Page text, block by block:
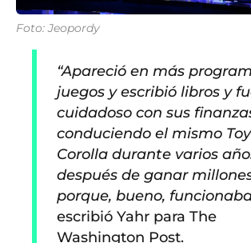
Foto: Jeopordy
“Apareció en más
juegos y escribió libros y
cuidadoso con sus
conduciendo el mismo
Corolla durante varios
después de ganar
porque, bueno,
escribió Yahr para The
Washington Post.